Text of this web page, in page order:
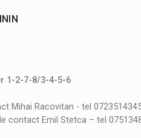
1-2-7-8/3-4-5-6
Mihai Racovitan - tel
contact Emil Stetca – tel